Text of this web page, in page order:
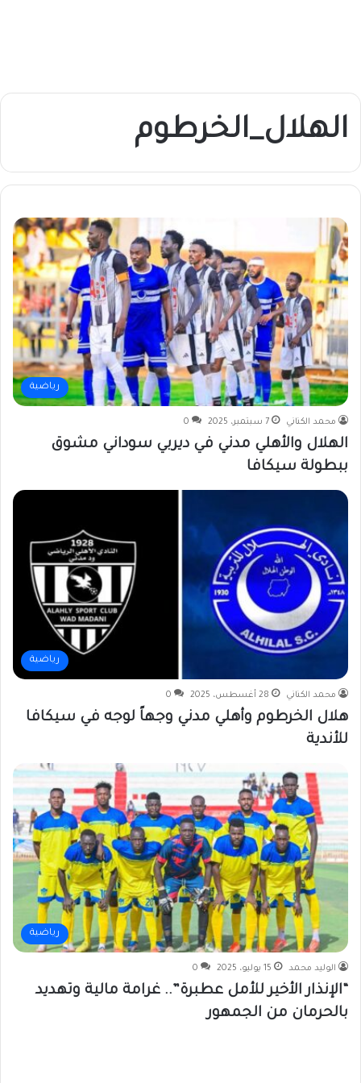
الهلال_الخرطوم
رياضية
محمد الكناني 7 سبتمبر، 2025 0
الهلال والأهلي مدني في ديربي سوداني مشوق
ببطولة سيكافا
رياضية
محمد الكناني 28 أغسطس، 2025 0
هلال الخرطوم وأهلي مدني وجهاً لوجه في سيكافا
للأندية
رياضية
الوليد محمد 15 يوليو، 2025 0
“الإنذار الأخير للأمل عطبرة”.. غرامة مالية وتهديد
بالحرمان من الجمهور